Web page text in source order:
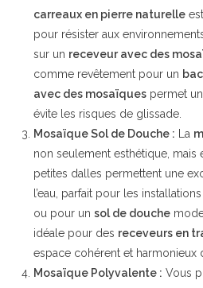
carreaux en pierre naturelle
pour résister aux
sur un receveur avec des
comme revêtement pour un
avec des mosaïques permet
évite les risques de glissade.
Mosaïque Sol de Douche : La
non seulement esthétique, mais
petites dalles permettent une
l’eau, parfait pour les
ou pour unsol de douche
idéale pour des receveurs en
espace cohérent et harmonieux
Mosaïque Polyvalente : Vous